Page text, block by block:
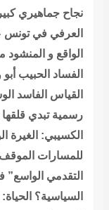
نجاح جماهيري
العرفي في تونس
الواقع و المنشود
الفساد الحبيب
القياس الفاسد
رسمية تبدي
الكسيبي: الغيرة
للمسارات
التقدمي
السياسية؟